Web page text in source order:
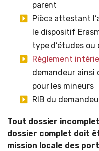
parent
Pièce attestant
le dispositif
type d’études ou
Règlement
demandeur ainsi
pour les mineurs
RIB du
Tout dossier
dossier complet doit
mission locale des